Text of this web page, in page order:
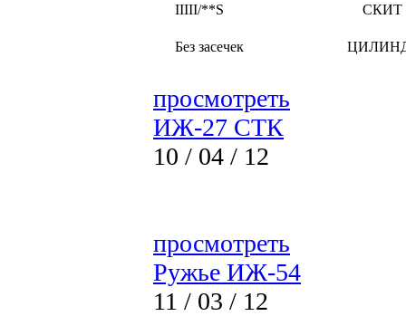
IIIII/**S СКИТ
Без засечек
просмотреть
ИЖ-27 СТК
10 / 04 / 12
просмотреть
Ружье ИЖ-54
11 / 03 / 12